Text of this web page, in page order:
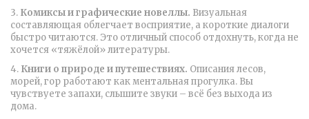
3. Комиксы и графические новеллы. Визуальная
составляющая облегчает восприятие, а короткие диалоги
быстро читаются. Это отличный способ отдохнуть, когда не
хочется «тяжёлой» литературы.
4. Книги о природе и путешествиях. Описания лесов,
морей, гор работают как ментальная прогулка. Вы
чувствуете запахи, слышите звуки – всё без выхода из
дома.